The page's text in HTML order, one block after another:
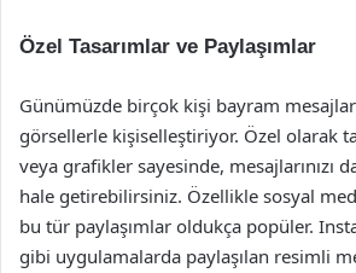
Özel Tasarımlar ve Paylaşımlar
Günümüzde birçok kişi bayram
görsellerle kişiselleştiriyor. Özel olarak
veya grafikler sayesinde, mesajlarınızı
hale getirebilirsiniz. Özellikle sosyal
bu tür paylaşımlar oldukça popüler.
gibi uygulamalarda paylaşılan resimli